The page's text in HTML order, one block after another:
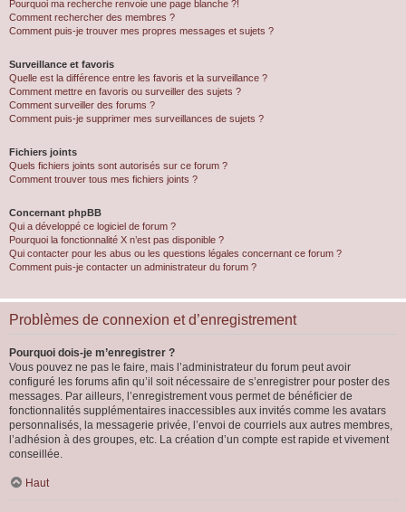
Pourquoi ma recherche renvoie une page blanche ?!
Comment rechercher des membres ?
Comment puis-je trouver mes propres messages et sujets ?
Surveillance et favoris
Quelle est la différence entre les favoris et la surveillance ?
Comment mettre en favoris ou surveiller des sujets ?
Comment surveiller des forums ?
Comment puis-je supprimer mes surveillances de sujets ?
Fichiers joints
Quels fichiers joints sont autorisés sur ce forum ?
Comment trouver tous mes fichiers joints ?
Concernant phpBB
Qui a développé ce logiciel de forum ?
Pourquoi la fonctionnalité X n’est pas disponible ?
Qui contacter pour les abus ou les questions légales concernant ce forum ?
Comment puis-je contacter un administrateur du forum ?
Problèmes de connexion et d’enregistrement
Pourquoi dois-je m’enregistrer ?
Vous pouvez ne pas le faire, mais l’administrateur du forum peut avoir
configuré les forums afin qu’il soit nécessaire de s’enregistrer pour poster des
messages. Par ailleurs, l’enregistrement vous permet de bénéficier de
fonctionnalités supplémentaires inaccessibles aux invités comme les avatars
personnalisés, la messagerie privée, l’envoi de courriels aux autres membres,
l’adhésion à des groupes, etc. La création d’un compte est rapide et vivement
conseillée.
Haut